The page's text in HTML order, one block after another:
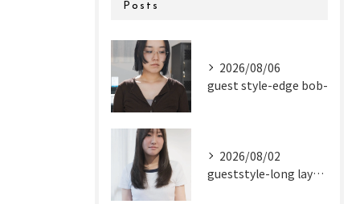
Posts
2026/08/06
guest style-edge bob-
2026/08/02
gueststyle-long layer-